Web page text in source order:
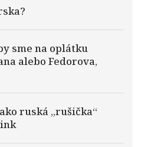
sme na oplátku
alebo Fedorova,
ruská „rušička“